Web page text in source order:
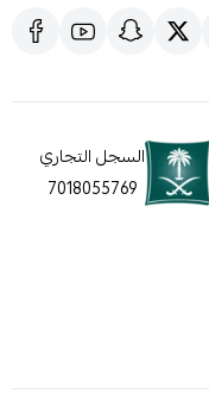
السجل التجاري
7018055769